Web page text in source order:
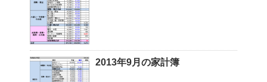
2013年9月の家計簿